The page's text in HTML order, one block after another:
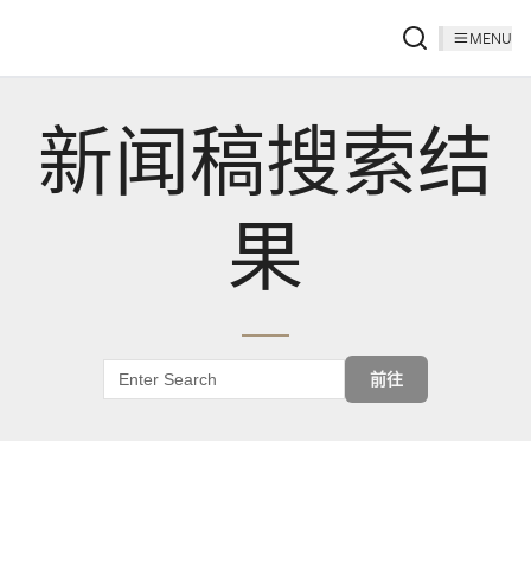
MENU
新闻稿搜索结
果
前往